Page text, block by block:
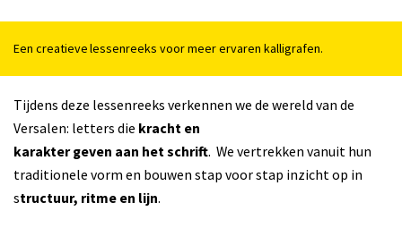
Een creatieve lessenreeks voor meer ervaren kalligrafen.
Tijdens deze lessenreeks verkennen we de wereld van de
Versalen: letters die kracht en
karakter geven aan het schrift. We vertrekken vanuit hun
traditionele vorm en bouwen stap voor stap inzicht op in
structuur, ritme en lijn.